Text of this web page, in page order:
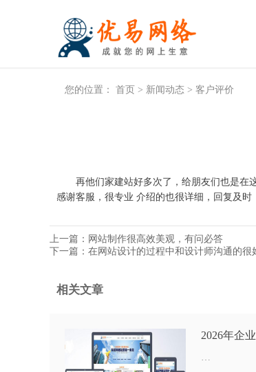
您的位置： 首页 > 新闻动态 > 客户评价
再他们家建站好多次了，给朋友们也是在这
感谢客服，很专业 介绍的也很详细，回复及
上一篇： 网站制作很高效美观，有问必答
下一篇： 在网站设计的过程中和设计师沟通的很
相关文章
2026年企
…